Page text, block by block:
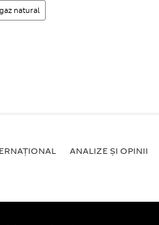
gaz natural
ANALIZE ȘI OPINII